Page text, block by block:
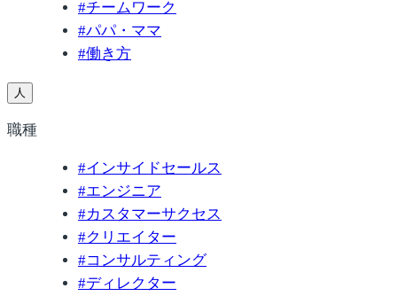
#チームワーク
#パパ・ママ
#働き方
人
職種
#インサイドセールス
#エンジニア
#カスタマーサクセス
#クリエイター
#コンサルティング
#ディレクター